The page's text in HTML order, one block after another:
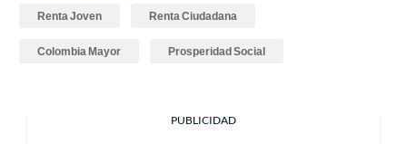
Renta Joven Renta Ciudadana
Colombia Mayor Prosperidad Social
PUBLICIDAD